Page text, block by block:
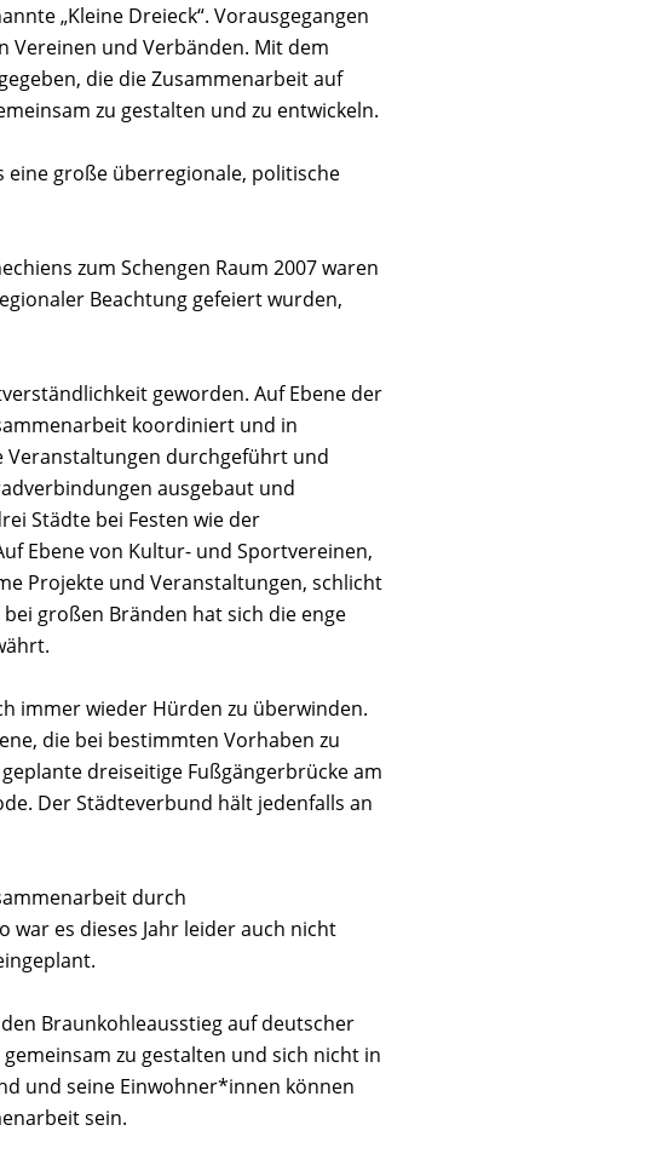
„Kleine Dreieck“. Vorausgegangen
Vereinen und Verbänden. Mit dem
die die Zusammenarbeit auf
zu gestalten und zu entwickeln.
große überregionale, politische
zum Schengen Raum 2007 waren
Beachtung gefeiert wurden,
geworden. Auf Ebene der
koordiniert und in
Veranstaltungen durchgeführt und
ausgebaut und
Städte bei Festen wie der
Ebene von Kultur- und Sportvereinen,
Projekte und Veranstaltungen, schlicht
großen Bränden hat sich die enge
immer wieder Hürden zu überwinden.
die bei bestimmten Vorhaben zu
dreiseitige Fußgängerbrücke am
Der Städteverbund hält jedenfalls an
durch
war es dieses Jahr leider auch nicht
Braunkohleausstieg auf deutscher
zu gestalten und sich nicht in
und seine Einwohner*innen können
sein.